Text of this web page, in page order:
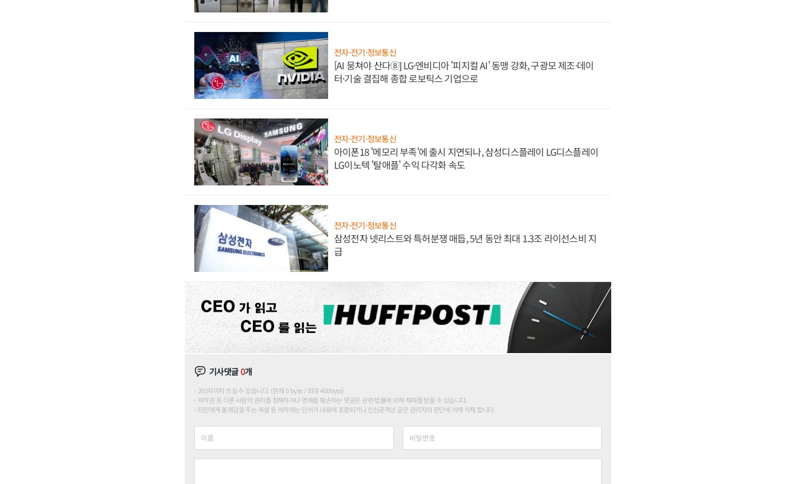
전자·전기·정보통신
[AI 뭉쳐야 산다⑧] LG·엔비디아 '피지컬 AI' 동맹 강화, 구광모 제조·데이
터·기술 결집해 종합 로보틱스 기업으로
전자·전기·정보통신
아이폰18 '메모리 부족'에 출시 지연되나, 삼성디스플레이 LG디스플레이
LG이노텍 '탈애플' 수익 다각화 속도
전자·전기·정보통신
삼성전자 넷리스트와 특허분쟁 매듭, 5년 동안 최대 1.3조 라이선스비 지
급
기사댓글0개
200자까지 쓰실 수 있습니다. (현재 0 byte / 최대 400byte)
저작권 등 다른 사람의 권리를 침해하거나 명예를 훼손하는 댓글은 관련 법률에 의해 제재를 받을 수 있습니다.
타인에게 불쾌감을 주는 욕설 등 비하하는 단어가 내용에 포함되거나 인신공격성 글은 관리자의 판단에 의해 삭제 합니다.